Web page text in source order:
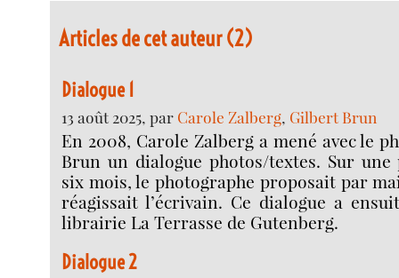
Articles de cet auteur (2)
Dialogue 1
13 août 2025, par Carole Zalberg, Gilbert Brun
En 2008, Carole Zalberg a mené avec le
Brun un dialogue photos/textes. Sur une
six mois, le photographe proposait par
réagissait l’écrivain. Ce dialogue a
librairie La Terrasse de Gutenberg.
Dialogue 2